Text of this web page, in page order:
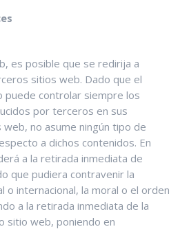
es posible que se redirija a
sitios web. Dado que el
puede controlar siempre los
por terceros en sus
no asume ningún tipo de
a dichos contenidos. En
a la retirada inmediata de
que pudiera contravenir la
o internacional, la moral o el orden
a la retirada inmediata de la
sitio web, poniendo en